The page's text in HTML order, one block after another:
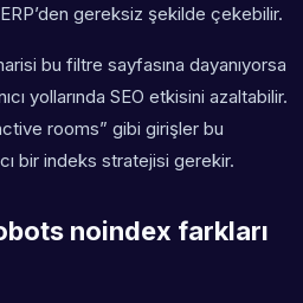
gereksiz şekilde çekebilir.
bu filtre sayfasına dayanıyorsa
yollarında SEO etkisini azaltabilir.
rooms” gibi girişler bu
bir indeks stratejisi gerekir.
noindex farkları